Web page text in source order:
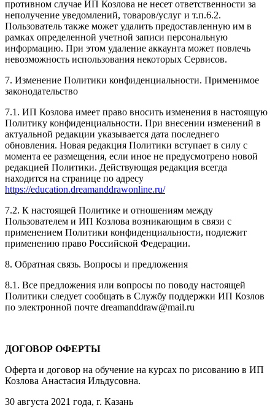
противном случае ИП Козлова не несет ответственности за
неполучение уведомлений, товаров/услуг и т.п.6.2.
Пользователь также может удалить предоставленную им в
рамках определенной учетной записи персональную
информацию. При этом удаление аккаунта может повлечь
невозможность использования некоторых Сервисов.
7. Изменение Политики конфиденциальности. Применимое
законодательство
7.1. ИП Козлова имеет право вносить изменения в настоящую
Политику конфиденциальности. При внесении изменений в
актуальной редакции указывается дата последнего
обновления. Новая редакция Политики вступает в силу с
момента ее размещения, если иное не предусмотрено новой
редакцией Политики. Действующая редакция всегда
находится на странице по адресу
https://education.dreamanddrawonline.ru/
7.2. К настоящей Политике и отношениям между
Пользователем и ИП Козлова возникающим в связи с
применением Политики конфиденциальности, подлежит
применению право Российской Федерации.
8. Обратная связь. Вопросы и предложения
8.1. Все предложения или вопросы по поводу настоящей
Политики следует сообщать в Службу поддержки ИП Козлов
по электронной почте dreamanddraw@mail.ru
ДОГОВОР ОФЕРТЫ
Оферта и договор на обучение на курсах по рисованию в ИП
Козлова Анастасия Ильдусовна.
30 августа 2021 года, г. Казань